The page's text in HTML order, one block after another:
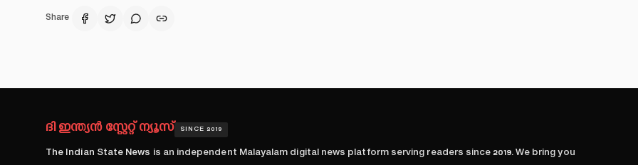
Share
ദി ഇന്ത്യൻ സ്റ്റേറ്റ് ന്യൂസ് SINCE 2019
The Indian State News is an independent Malayalam digital news platform serving readers since 2019. We bring you